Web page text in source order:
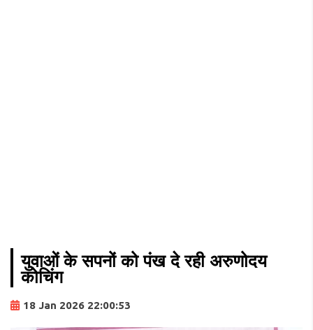
युवाओं के सपनों को पंख दे रही अरुणोदय
कोचिंग
18 Jan 2026 22:00:53